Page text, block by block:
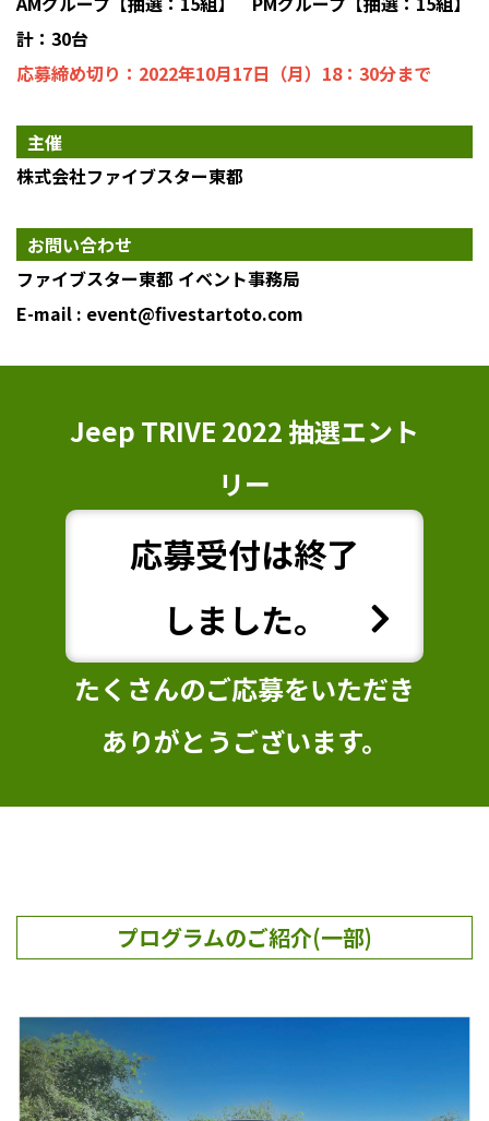
計：30台
応募締め切り：2022年10月17日（月）18：30分まで
主催
株式会社ファイブスター東都
お問い合わせ
ファイブスター東都 イベント事務局
E-mail : event@fivestartoto.com
Jeep TRIVE 2022 抽選エント
リー
応募受付は終了
しました。
たくさんのご応募をいただき
ありがとうございます。
プログラムのご紹介(一部)